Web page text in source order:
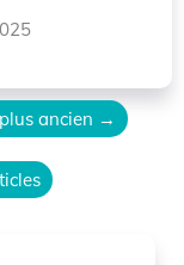
ancien →